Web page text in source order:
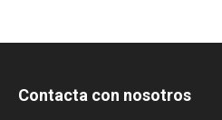
Contacta con nosotros